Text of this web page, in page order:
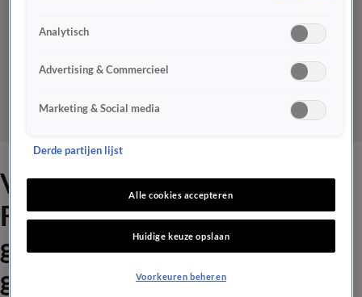
Valentijn Driessen hekelt
Francesco Farioli: ‘Een
grotere slijmjurk is er
gewoon niet!’
Analytisch
Advertising & Commercieel
Marketing & Social media
Derde partijen lijst
Alle cookies accepteren
Huidige keuze opslaan
Voorkeuren beheren